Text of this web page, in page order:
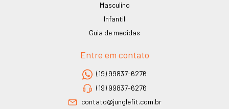
Masculino
Infantil
Guia de medidas
Entre em contato
(19) 99837-6276
(19) 99837-6276
contato@junglefit.com.br